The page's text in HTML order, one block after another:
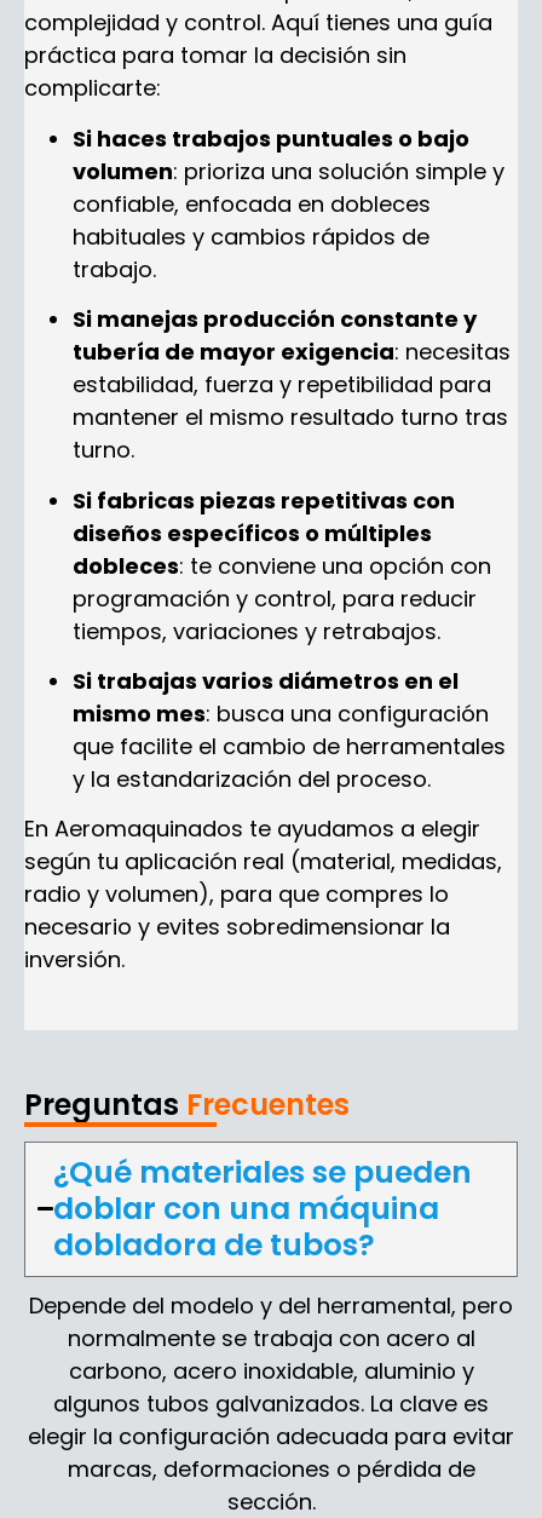
complejidad y control. Aquí tienes una guía
práctica para tomar la decisión sin
complicarte:
Si haces trabajos puntuales o bajo
volumen: prioriza una solución simple y
confiable, enfocada en dobleces
habituales y cambios rápidos de
trabajo.
Si manejas producción constante y
tubería de mayor exigencia: necesitas
estabilidad, fuerza y repetibilidad para
mantener el mismo resultado turno tras
turno.
Si fabricas piezas repetitivas con
diseños específicos o múltiples
dobleces: te conviene una opción con
programación y control, para reducir
tiempos, variaciones y retrabajos.
Si trabajas varios diámetros en el
mismo mes: busca una configuración
que facilite el cambio de herramentales
y la estandarización del proceso.
En Aeromaquinados te ayudamos a elegir
según tu aplicación real (material, medidas,
radio y volumen), para que compres lo
necesario y evites sobredimensionar la
inversión.
Preguntas Frecuentes
¿Qué materiales se pueden
doblar con una máquina
dobladora de tubos?
Depende del modelo y del herramental, pero
normalmente se trabaja con acero al
carbono, acero inoxidable, aluminio y
algunos tubos galvanizados. La clave es
elegir la configuración adecuada para evitar
marcas, deformaciones o pérdida de
sección.